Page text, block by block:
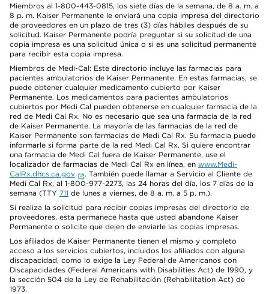
Miembros al 1-800-443-0815, los siete días de la semana, de 8 a. m. a
8 p. m. Kaiser Permanente le enviará una copia impresa del directorio
de proveedores en un plazo de tres (3) días hábiles después de su
solicitud. Kaiser Permanente podría preguntar si su solicitud de una
copia impresa es una solicitud única o si es una solicitud permanente
para recibir esta copia impresa.
Miembros de Medi-Cal: Este directorio incluye las farmacias para
pacientes ambulatorios de Kaiser Permanente. En estas farmacias, se
puede obtener cualquier medicamento cubierto por Kaiser
Permanente. Los medicamentos para pacientes ambulatorios
cubiertos por Medi Cal pueden obtenerse en cualquier farmacia de la
red de Medi Cal Rx. No es necesario que sea una farmacia de la red
de Kaiser Permanente. La mayoría de las farmacias de la red de
Kaiser Permanente son farmacias de Medi Cal Rx. Su farmacia puede
informarle si forma parte de la red Medi Cal Rx. Si quiere encontrar
una farmacia de Medi Cal fuera de Kaiser Permanente, use el
localizador de farmacias de Medi Cal Rx en línea, en www.Medi-
CalRx.dhcs.ca.gov
. También puede llamar a Servicio al Cliente de
Medi Cal Rx, al 1-800-977-2273, las 24 horas del día, los 7 días de la
semana (TTY 711 de lunes a viernes, de 8 a. m. a 5 p. m.).
Si realiza la solicitud para recibir copias impresas del directorio de
proveedores, esta permanece hasta que usted abandone Kaiser
Permanente o solicite que dejen de enviarle las copias impresas.
Los afiliados de Kaiser Permanente tienen el mismo y completo
acceso a los servicios cubiertos, incluidos los afiliados con alguna
discapacidad, como lo exige la Ley Federal de Americanos con
Discapacidades (Federal Americans with Disabilities Act) de 1990, y
la sección 504 de la Ley de Rehabilitación (Rehabilitation Act) de
1973.